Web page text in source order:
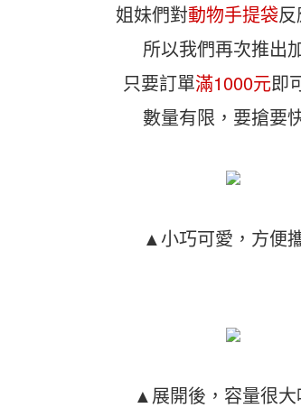
姐妹們對動物手提袋
所以我們再次推出
只要訂單滿1000元即
數量有限，要搶要
▲小巧可愛，方便
▲展開後，容量很大